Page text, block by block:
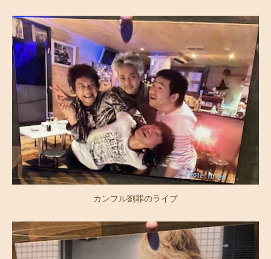
カンフル劉罪のライブ